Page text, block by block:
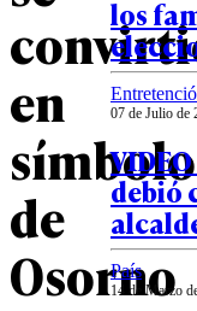
en
símbolo
de
Osorno
los
07 de Julio de
debió
País
14 de Marzo